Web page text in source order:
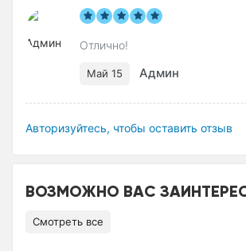
Отлично!
Май 15 Админ
Авторизуйтесь, чтобы оставить отзыв
ВОЗМОЖНО ВАС
Смотреть все